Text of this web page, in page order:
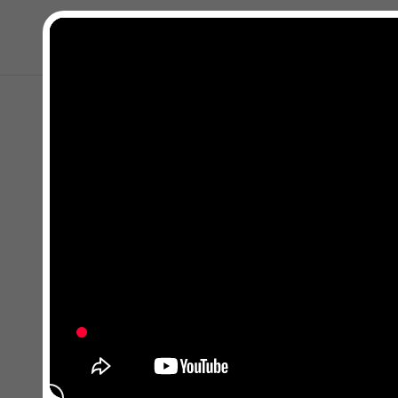
Kapat